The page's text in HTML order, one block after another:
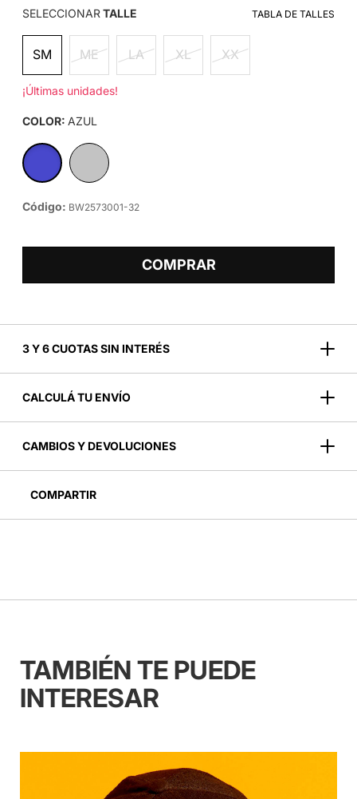
TABLA DE TALLES
SELECCIONARTALLE
SM ME LA XL XX
¡Últimas unidades!
COLOR: AZUL
Código: BW2573001-32
COMPRAR
3 Y 6 CUOTAS SIN INTERÉS
CALCULÁ TU ENVÍO
CAMBIOS Y DEVOLUCIONES
COMPARTIR
TAMBIÉN TE PUEDE
INTERESAR